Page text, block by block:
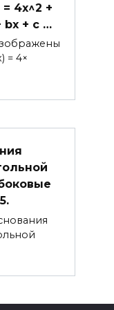
4x^2 +
bx + c …
= 4×